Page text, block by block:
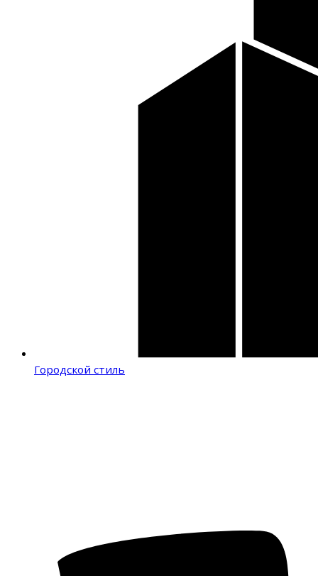
Городской стиль